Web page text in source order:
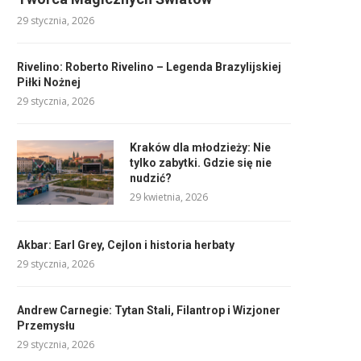
29 stycznia, 2026
Rivelino: Roberto Rivelino – Legenda Brazylijskiej
Piłki Nożnej
29 stycznia, 2026
Kraków dla młodzieży: Nie
tylko zabytki. Gdzie się nie
nudzić?
29 kwietnia, 2026
Akbar: Earl Grey, Cejlon i historia herbaty
29 stycznia, 2026
Andrew Carnegie: Tytan Stali, Filantrop i Wizjoner
Przemysłu
29 stycznia, 2026